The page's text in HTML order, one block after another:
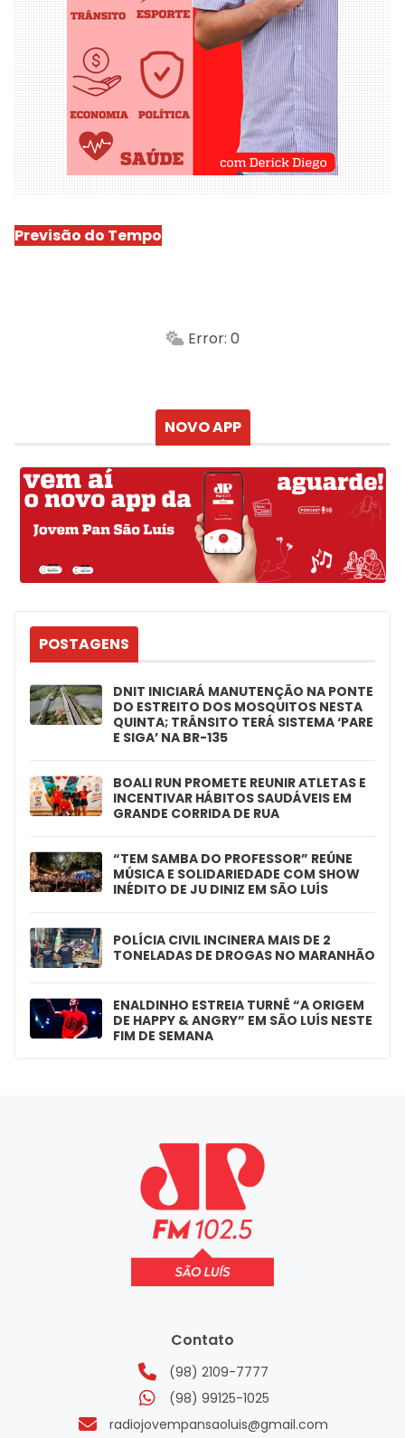
Previsão do Tempo
Min.
Error: 0
NOVO APP
POSTAGENS
DNIT INICIARÁ MANUTENÇÃO NA PONTE
DO ESTREITO DOS MOSQUITOS NESTA
QUINTA; TRÂNSITO TERÁ SISTEMA ‘PARE
E SIGA’ NA BR-135
BOALI RUN PROMETE REUNIR ATLETAS E
INCENTIVAR HÁBITOS SAUDÁVEIS EM
GRANDE CORRIDA DE RUA
“TEM SAMBA DO PROFESSOR” REÚNE
MÚSICA E SOLIDARIEDADE COM SHOW
INÉDITO DE JU DINIZ EM SÃO LUÍS
POLÍCIA CIVIL INCINERA MAIS DE 2
TONELADAS DE DROGAS NO MARANHÃO
ENALDINHO ESTREIA TURNÊ “A ORIGEM
DE HAPPY & ANGRY” EM SÃO LUÍS NESTE
FIM DE SEMANA
Contato
(98) 2109-7777
(98) 99125-1025
radiojovempansaoluis@gmail.com